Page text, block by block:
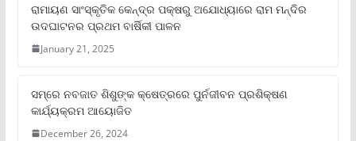
ରାମାୟଣ ସାଂସ୍କୃତିକ କେନ୍ଦ୍ର ପକ୍ଷରୁ ଅଯୋଧ୍ୟାରେ ରାମ ମନ୍ଦିର
ଉଦଘାଟନର ପ୍ରଥମ ବାର୍ଷିକୀ ପାଳନ
January 21, 2025
ସମ୍‌ରେ ନବଜାତ ଶିଶୁଙ୍କ କ୍ଷେତ୍ରରେ ପୁର୍ନଜୀବନ ପ୍ରଶିକ୍ଷଣ
କାର୍ଯ୍ୟକ୍ରମ ଆୟୋଜିତ
December 26, 2024